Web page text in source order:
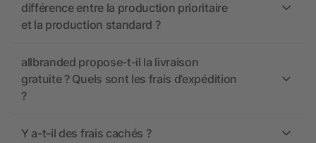
différence entre la production prioritaire
et la production standard ?
allbranded propose-t-il la livraison
gratuite ? Quels sont les frais d’expédition
?
Y a-t-il des frais cachés ?